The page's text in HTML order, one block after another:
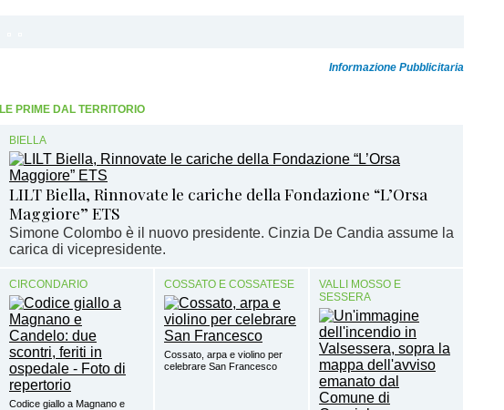
Informazione Pubblicitaria
LE PRIME DAL TERRITORIO
BIELLA
LILT Biella, Rinnovate le cariche della Fondazione “L’Orsa
Maggiore” ETS
Simone Colombo è il nuovo presidente. Cinzia De Candia assume la
carica di vicepresidente.
CIRCONDARIO
Codice giallo a Magnano e
COSSATO E COSSATESE
Cossato, arpa e violino per
celebrare San Francesco
VALLI MOSSO E
SESSERA